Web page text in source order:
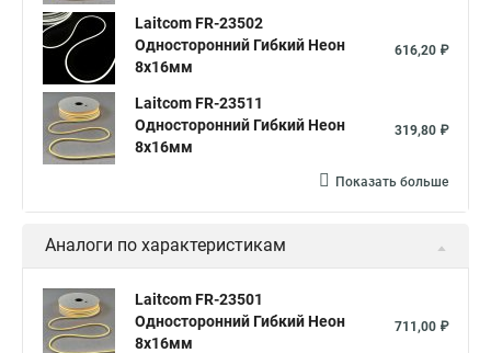
Laitcom FR-23502
Односторонний Гибкий Неон
8х16мм
616,20 ₽
Laitcom FR-23511
Односторонний Гибкий Неон
8х16мм
319,80 ₽
Показать больше
Аналоги по характеристикам
Laitcom FR-23501
Односторонний Гибкий Неон
8х16мм
711,00 ₽